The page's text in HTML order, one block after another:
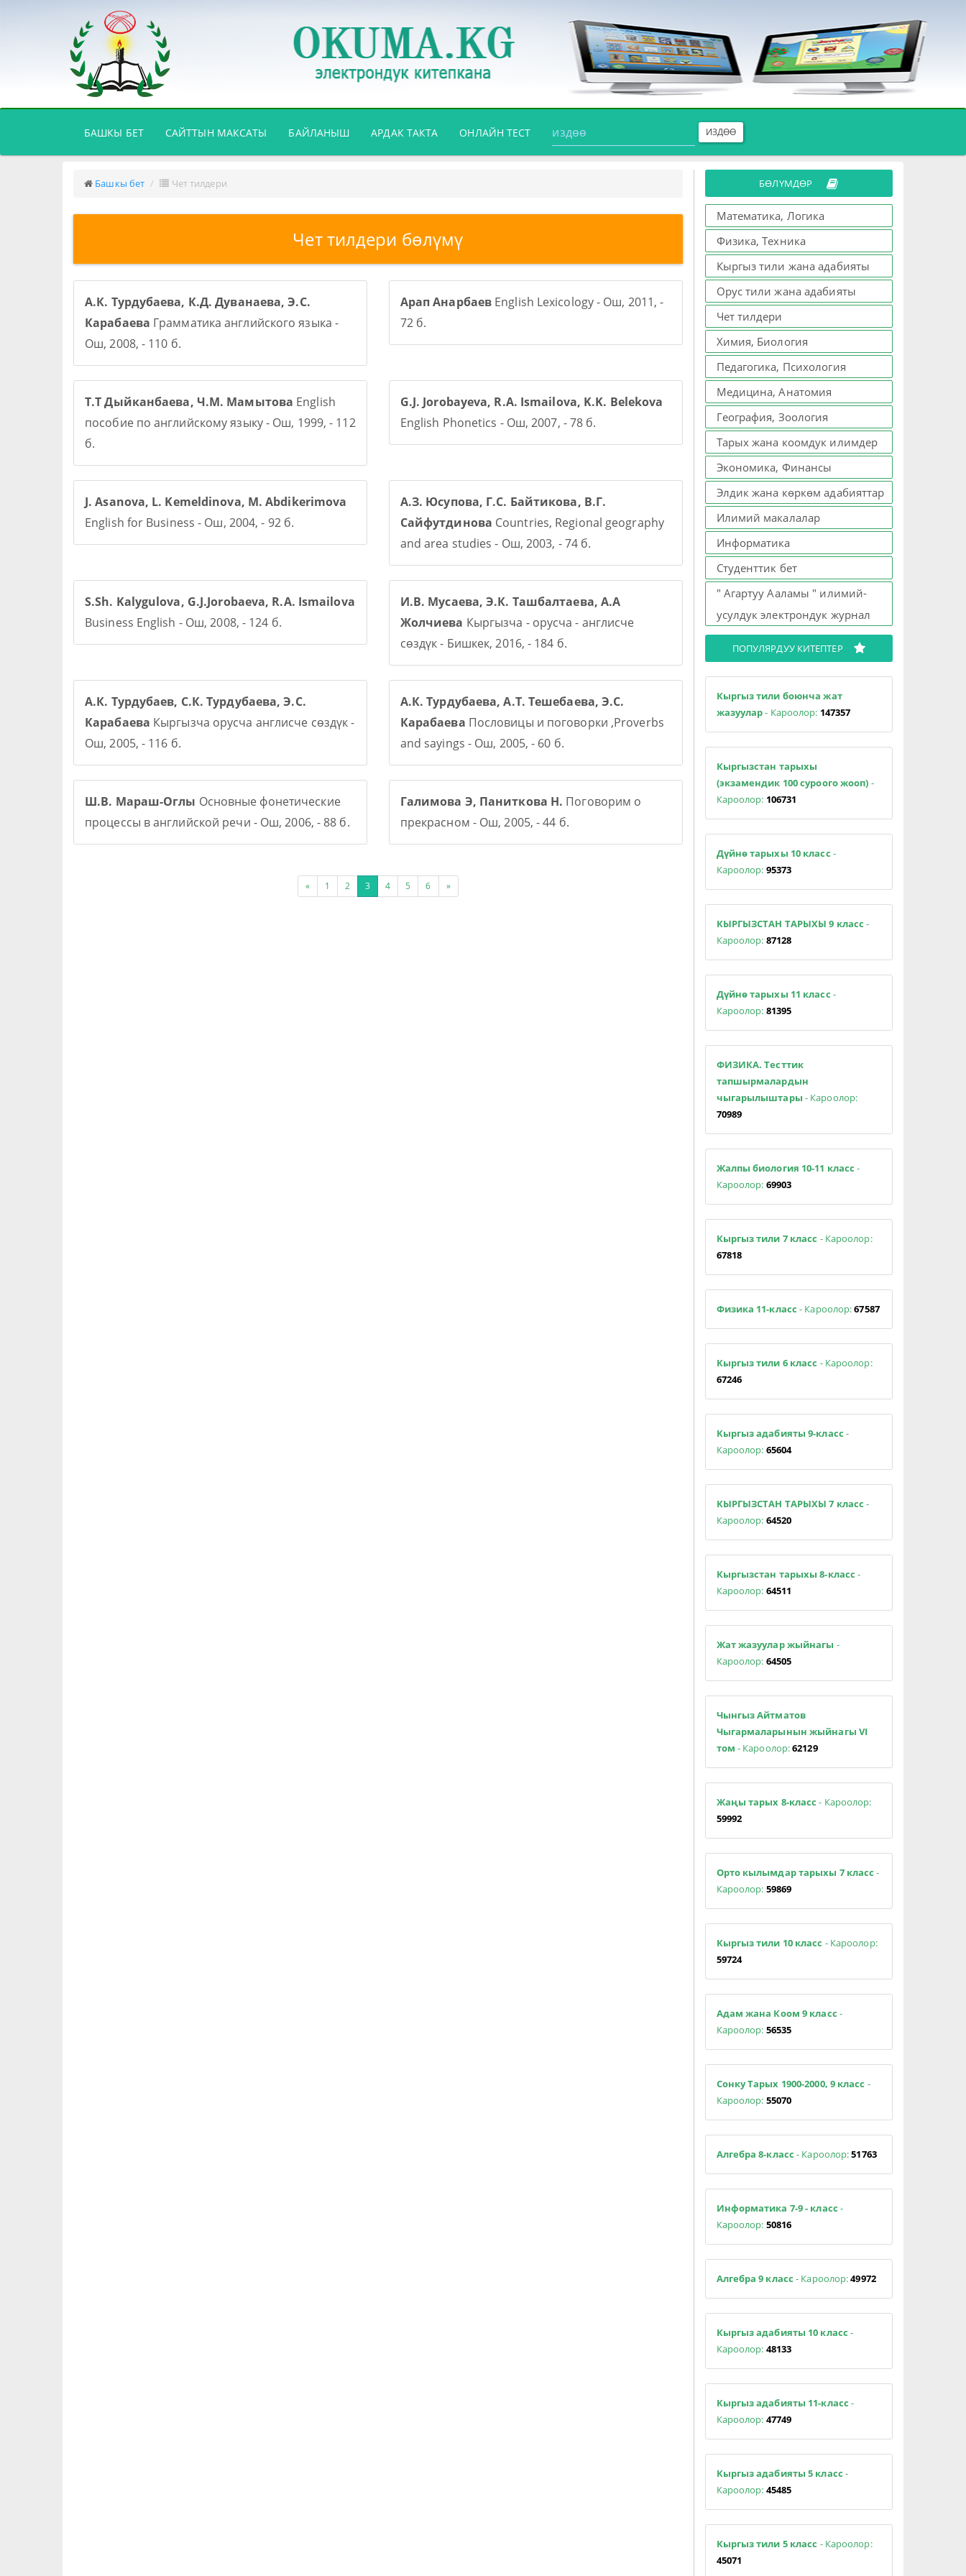
БАШКЫ БЕТ(CURRENT)
САЙТТЫН МАКСАТЫ БАЙЛАНЫШ АРДАК ТАКТА ОНЛАЙН ТЕСТ ИЗДӨӨ
Башкы бет Чет тилдери
Чет тилдери бөлүмү
А.К. Турдубаева, К.Д. Дуванаева, Э.С.
Карабаева Грамматика английского языка -
Ош, 2008, - 110 б.
Арап Анарбаев English Lexicology - Ош, 2011, -
72 б.
Т.Т Дыйканбаева, Ч.М. Мамытова English
пособие по английскому языку - Ош, 1999, - 112
б.
G.J. Jorobayeva, R.A. Ismailova, K.K. Belekova
English Phonetics - Ош, 2007, - 78 б.
J. Asanova, L. Kemeldinova, M. Abdikerimova
English for Business - Ош, 2004, - 92 б.
А.З. Юсупова, Г.С. Байтикова, В.Г.
Сайфутдинова Countries, Regional geography
and area studies - Ош, 2003, - 74 б.
S.Sh. Kalygulova, G.J.Jorobaeva, R.A. Ismailova
Business English - Ош, 2008, - 124 б.
И.В. Мусаева, Э.К. Ташбалтаева, А.А
Жолчиева Кыргызча - орусча - англисче
сөздүк - Бишкек, 2016, - 184 б.
А.К. Турдубаев, С.К. Турдубаева, Э.С.
Карабаева Кыргызча орусча англисче сөздүк -
Ош, 2005, - 116 б.
А.К. Турдубаева, А.Т. Тешебаева, Э.С.
Карабаева Пословицы и поговорки ,Proverbs
and sayings - Ош, 2005, - 60 б.
Ш.В. Мараш-Оглы Основные фонетические
процессы в английской речи - Ош, 2006, - 88 б.
Галимова Э, Паниткова Н. Поговорим о
прекрасном - Ош, 2005, - 44 б.
« 1 2 3 4 5 6 »
БӨЛҮМДӨР
Математика, Логика
Физика, Техника
Кыргыз тили жана адабияты
Орус тили жана адабияты
Чет тилдери
Химия, Биология
Педагогика, Психология
Медицина, Анатомия
География, Зоология
Тарых жана коомдук илимдер
Экономика, Финансы
Элдик жана көркөм адабияттар
Илимий макалалар
Информатика
Студенттик бет
" Агартуу Ааламы " илимий-
усулдук электрондук журнал
ПОПУЛЯРДУУ КИТЕПТЕР
Кыргыз тили боюнча жат
жазуулар- Кароолор: 147357
Кыргызстан тарыхы
(экзамендик 100 суроого жооп) -
Кароолор: 106731
Дүйнө тарыхы 10 класс -
Кароолор: 95373
КЫРГЫЗСТАН ТАРЫХЫ 9 класс -
Кароолор: 87128
Дүйнө тарыхы 11 класс -
Кароолор: 81395
ФИЗИКА. Тесттик
тапшырмалардын
чыгарылыштары - Кароолор:
70989
Жалпы биология 10-11 класс -
Кароолор: 69903
Кыргыз тили 7 класс - Кароолор:
67818
Физика 11-класс - Кароолор:67587
Кыргыз тили 6 класс - Кароолор:
67246
Кыргыз адабияты 9-класс -
Кароолор: 65604
КЫРГЫЗСТАН ТАРЫХЫ 7 класс -
Кароолор: 64520
Кыргызстан тарыхы 8-класс -
Кароолор: 64511
Жат жазуулар жыйнагы -
Кароолор: 64505
Чынгыз Айтматов
Чыгармаларынын жыйнагы VI
том - Кароолор:62129
Жаңы тарых 8-класс - Кароолор:
59992
Орто кылымдар тарыхы 7 класс-
Кароолор: 59869
Кыргыз тили 10 класс - Кароолор:
59724
Адам жана Коом 9 класс -
Кароолор: 56535
Сонку Тарых 1900-2000, 9 класс -
Кароолор: 55070
Алгебра 8-класс - Кароолор:51763
Информатика 7-9 - класс -
Кароолор: 50816
Алгебра 9 класс- Кароолор:49972
Кыргыз адабияты 10 класс -
Кароолор: 48133
Кыргыз адабияты 11-класс -
Кароолор: 47749
Кыргыз адабияты 5 класс -
Кароолор: 45485
Кыргыз тили 5 класс - Кароолор:
45071